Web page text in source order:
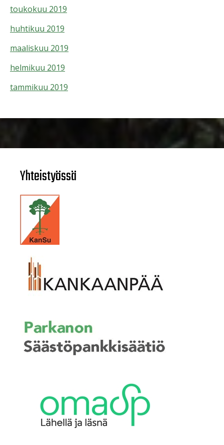
toukokuu 2019
huhtikuu 2019
maaliskuu 2019
helmikuu 2019
tammikuu 2019
Yhteistyössä